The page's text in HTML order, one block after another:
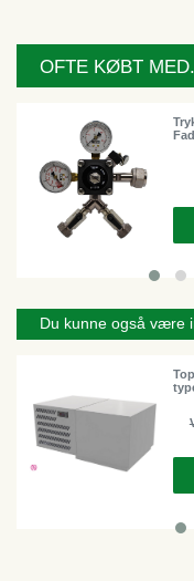
OFTE KØBT
Du kunne også være